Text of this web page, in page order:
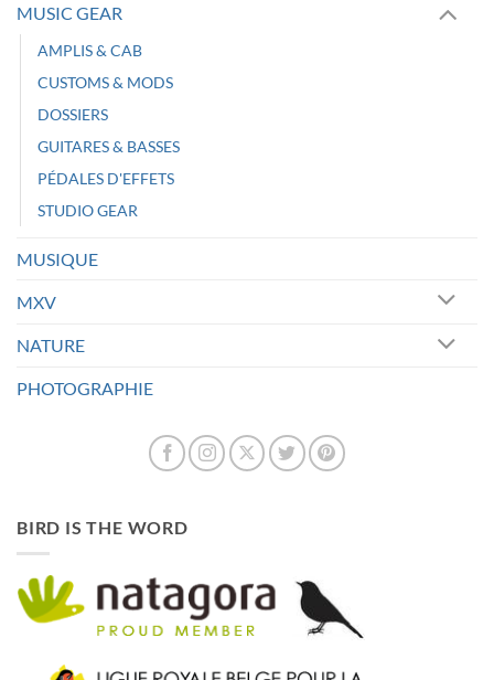
MUSIC GEAR
AMPLIS & CAB
CUSTOMS & MODS
DOSSIERS
GUITARES & BASSES
PÉDALES D'EFFETS
STUDIO GEAR
MUSIQUE
MXV
NATURE
PHOTOGRAPHIE
BIRD IS THE WORD